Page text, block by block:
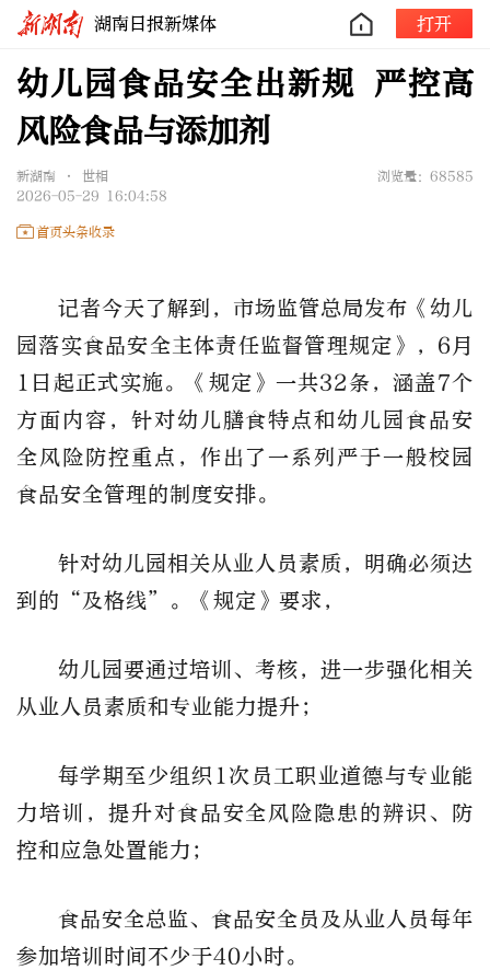
湖南日报新媒体 打开
幼儿园食品安全出新规 严控高
风险食品与添加剂
新湖南 • 世相
浏览量：68585
2026-05-29 16:04:58
首页头条收录
记者今天了解到，市场监管总局发布《幼儿
园落实食品安全主体责任监督管理规定》，6月
1日起正式实施。《规定》一共32条，涵盖7个
方面内容，针对幼儿膳食特点和幼儿园食品安
全风险防控重点，作出了一系列严于一般校园
食品安全管理的制度安排。
针对幼儿园相关从业人员素质，明确必须达
到的“及格线”。《规定》要求，
幼儿园要通过培训、考核，进一步强化相关
从业人员素质和专业能力提升；
每学期至少组织1次员工职业道德与专业能
力培训，提升对食品安全风险隐患的辨识、防
控和应急处置能力；
食品安全总监、食品安全员及从业人员每年
参加培训时间不少于40小时。